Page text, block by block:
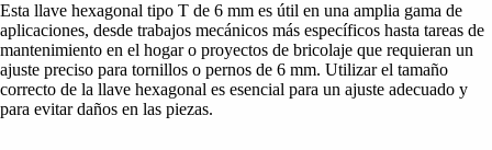
Esta llave hexagonal tipo T de 6 mm es útil en una amplia gama de
aplicaciones, desde trabajos mecánicos más específicos hasta tareas de
mantenimiento en el hogar o proyectos de bricolaje que requieran un
ajuste preciso para tornillos o pernos de 6 mm. Utilizar el tamaño
correcto de la llave hexagonal es esencial para un ajuste adecuado y
para evitar daños en las piezas.